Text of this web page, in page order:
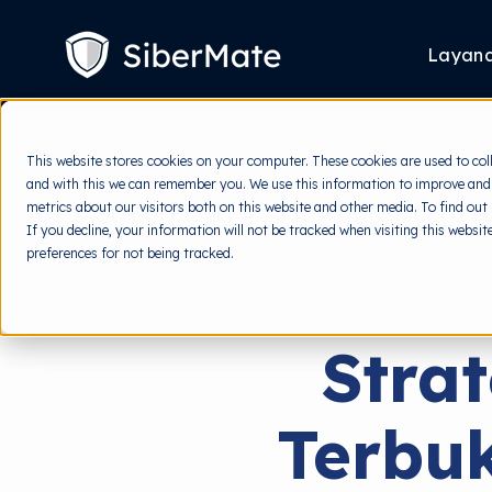
This website stores cookies on your computer. These cookies are used to
and with this we can remember you. We use this information to improve
metrics about our visitors both on this website and other media. To find
If you decline, your information will not be tracked when visiting this
preferences for not being tracked.
CONTENT